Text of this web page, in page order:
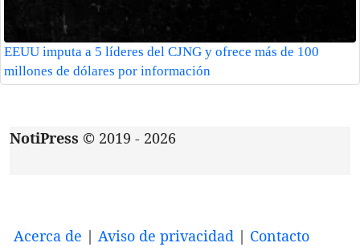
EEUU imputa a 5 líderes del CJNG y ofrece más de 100
millones de dólares por información
NotiPress © 2019 - 2026
Acerca de | Aviso de privacidad | Contacto